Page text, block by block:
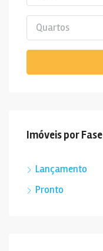
Quartos
Imóveis por Fase
Lançamento
Pronto